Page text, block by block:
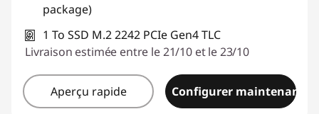
package)
1 To SSD M.2 2242 PCIe Gen4 TLC
Livraison estimée entre le 21/10 et le 23/10
Aperçu rapide Configurer maintenant